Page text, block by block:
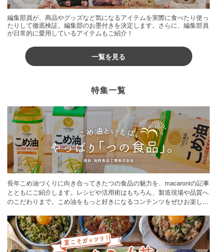
編集部員が、商品やグッズなど気になるアイテムを実際に食べたり使っ
たりして徹底検証。編集部のお墨付きを決定します。さらに、編集部員
が日常的に愛用しているアイテムもご紹介！
一覧を見る
特集一覧
長年こめ油づくりに向き合ってきたつの食品の魅力を、macaroniの記事
とともにご紹介します。レシピや活用術はもちろん、製造現場や品質へ
のこだわりまで。こめ油をもっと好きになるコンテンツをぜひお楽しみ